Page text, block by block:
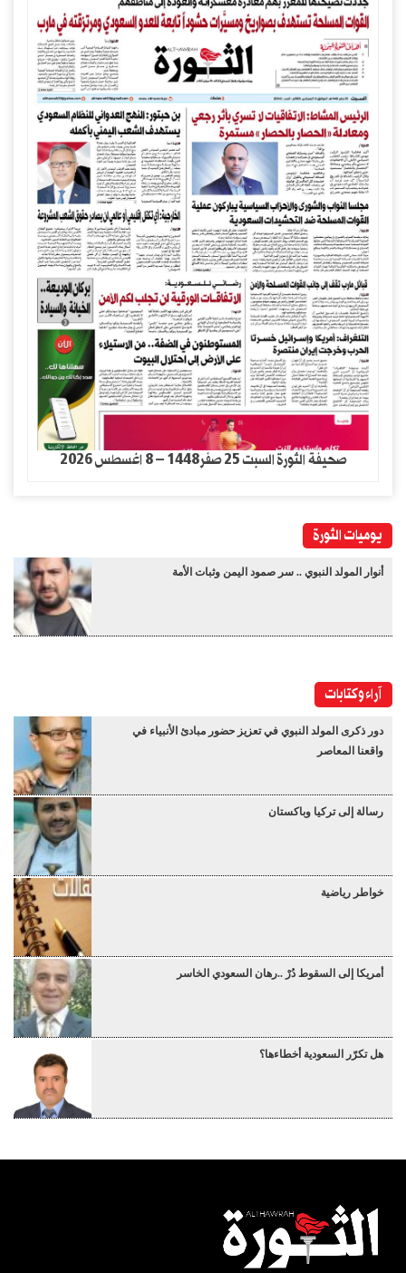
صحيفة الثورة السبت 25 صفر1448 – 8 اغسطس 2026
يوميات الثورة
أنوار المولد النبوي .. سر صمود اليمن وثبات الأمة
آراء وكتابات
دور ذكرى المولد النبوي في تعزيز حضور مبادئ الأنبياء في
واقعنا المعاصر
رسالة إلى تركيا وباكستان
خواطر رياضية
أمريكا إلى السقوط دُرْ ..رهان السعودي الخاسر
هل تكرّر السعودية أخطاءها؟